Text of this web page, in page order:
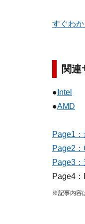
すぐわ
関連
● Intel
●AMD
Page1
Page2
Page3
Page4
※記事内容